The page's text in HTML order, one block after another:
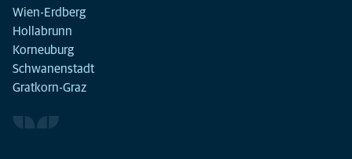
Wien-Erdberg
Hollabrunn
Korneuburg
Schwanenstadt
Gratkorn-Graz